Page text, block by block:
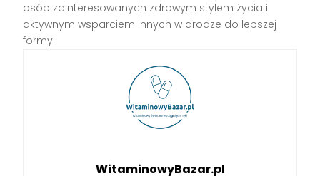
osób zainteresowanych zdrowym stylem życia i
aktywnym wsparciem innych w drodze do lepszej
formy.
WitaminowyBazar.pl